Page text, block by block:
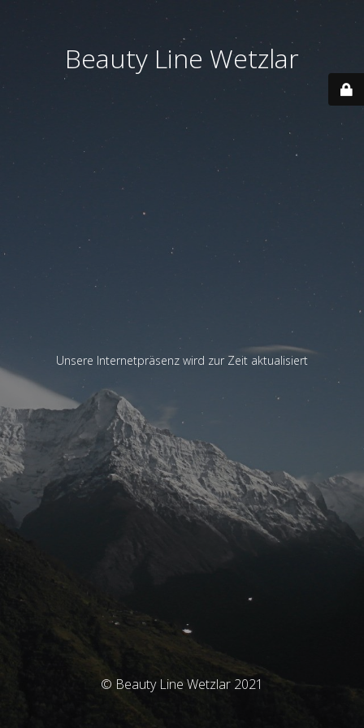
Beauty Line Wetzlar
Unsere Internetpräsenz wird zur Zeit aktualisiert
© Beauty Line Wetzlar 2021